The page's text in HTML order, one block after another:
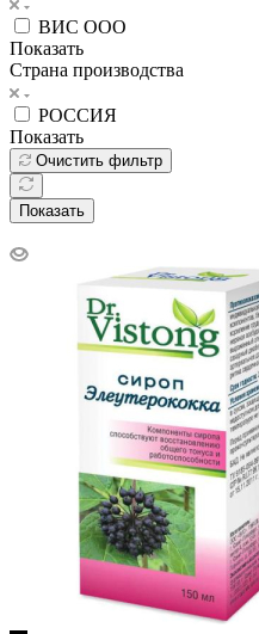
ВИС ООО
Показать
Страна производства
РОССИЯ
Показать
Очистить фильтр
Показать